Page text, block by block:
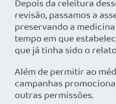
Depois da releitura
revisão, passamos a
preservando a
tempo em que
que já tinha sido o
Além de permitir ao
campanhas
outras permissões.